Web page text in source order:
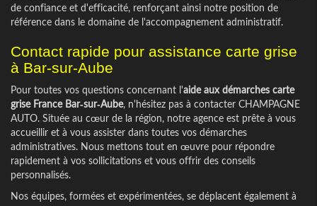
de confiance et d'efficacité, renforçant ainsi notre position de
référence dans le domaine de l'accompagnement administratif.
Contact rapide pour assistance carte grise
à Bar-sur-Aube
Pour toutes vos questions concernant l'aide aux démarches carte
grise France Bar-sur-Aube, n'hésitez pas à contacter CHAMPAGNE
AUTO. Située au cœur de la région, notre agence est prête à vous
accueillir et à vous assister dans toutes vos démarches
administratives. Nous mettons tout en œuvre pour répondre
rapidement à vos sollicitations et vous offrir des conseils
personnalisés.
Nos équipes, formées et expérimentées, se déplacent également à